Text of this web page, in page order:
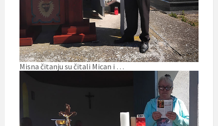
Misna čitanju su čitali Mican i …